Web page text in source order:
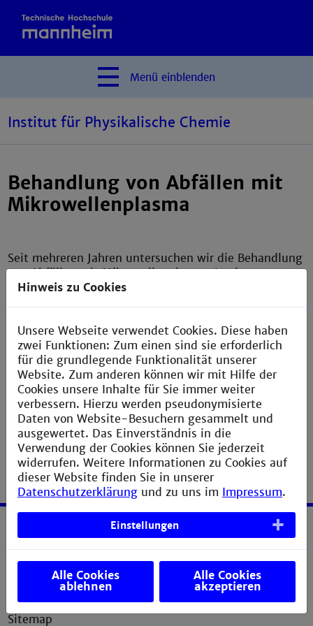
Menü einblenden
Institut für Physikalische Chemie
Behandlung von Abfällen mit
Mikrowellenplasma
Seit mehreren Jahren untersuchen wir die Behandlung
von Abfällen mit Mikrowellenplasma. In einer ersten
Arbeit sollen die experimentellen Aufbauten am Labor
Schmelzvorgänge sollen untersucht werden. Der
Durchsatz der bestehenden Anlage soll optimiert
werden und eine größere Anlage mit höherem
Durchsatz entwickelt werden.
Service
Impressum
Sitemap
Hinweis zu Cookies
Unsere Webseite verwendet Cookies. Diese haben
zwei Funktionen: Zum einen sind sie erforderlich
für die grundlegende Funktionalität unserer
Website. Zum anderen können wir mit Hilfe der
Cookies unsere Inhalte für Sie immer weiter
verbessern. Hierzu werden pseudonymisierte
Daten von Website-Besuchern gesammelt und
ausgewertet. Das Einverständnis in die
Verwendung der Cookies können Sie jederzeit
widerrufen. Weitere Informationen zu Cookies auf
dieser Website finden Sie in unserer
Datenschutzerklärung und zu uns im Impressum.
Einstellungen
Alle Cookies
ablehnen
Alle Cookies
akzeptieren